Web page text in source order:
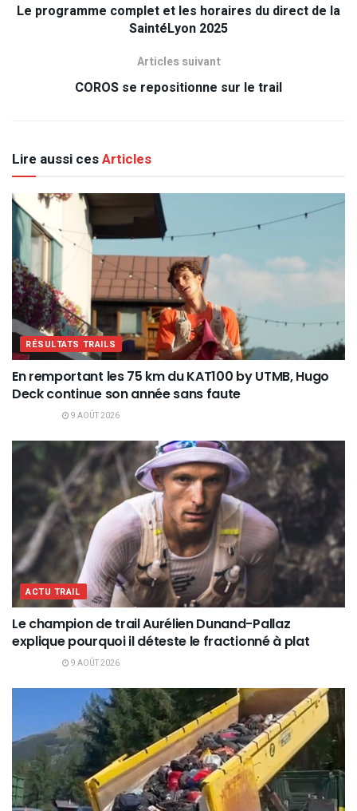
Le programme complet et les horaires du direct de la
SaintéLyon 2025
Articles suivant
COROS se repositionne sur le trail
Lire aussi cesArticles
RÉSULTATS TRAILS
En remportant les 75 km du KAT100 by UTMB, Hugo
Deck continue son année sans faute
9 AOÛT 2026
ACTU TRAIL
Le champion de trail Aurélien Dunand-Pallaz
explique pourquoi il déteste le fractionné à plat
9 AOÛT 2026